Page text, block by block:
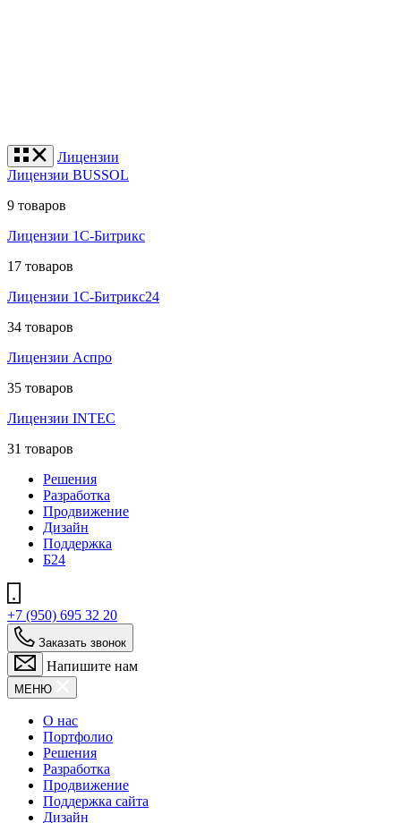
Лицензии
Лицензии BUSSOL
9 товаров
Лицензии 1С-Битрикс
17 товаров
Лицензии 1С-Битрикс24
34 товаров
Лицензии Аспро
35 товаров
Лицензии INTEC
31 товаров
Решения
Разработка
Продвижение
Дизайн
Поддержка
Б24
+7 (950) 695 32 20
Заказать звонок
Напишите нам
МЕНЮ
О нас
Портфолио
Решения
Разработка
Продвижение
Поддержка сайта
Дизайн